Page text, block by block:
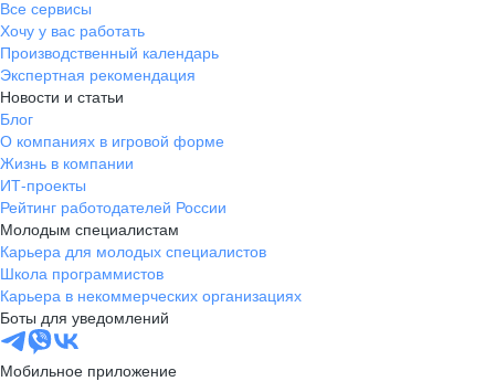
Все сервисы
Хочу у вас работать
Производственный календарь
Экспертная рекомендация
Новости и статьи
Блог
О компаниях в игровой форме
Жизнь в компании
ИТ-проекты
Рейтинг работодателей России
Молодым специалистам
Карьера для молодых специалистов
Школа программистов
Карьера в некоммерческих организациях
Боты для уведомлений
Мобильное приложение